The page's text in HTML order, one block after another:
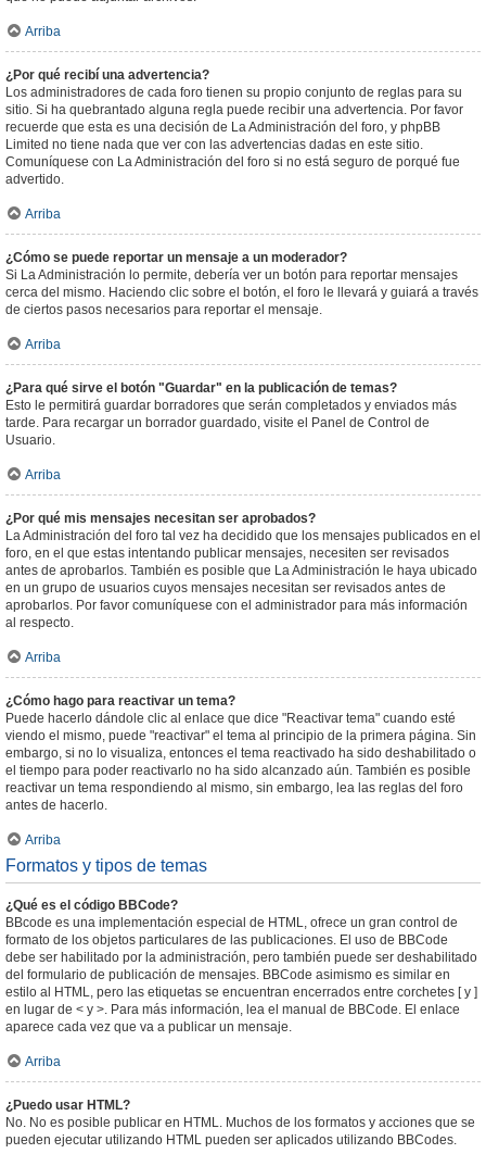
Arriba
¿Por qué recibí una advertencia?
Los administradores de cada foro tienen su propio conjunto de reglas para su
sitio. Si ha quebrantado alguna regla puede recibir una advertencia. Por favor
recuerde que esta es una decisión de La Administración del foro, y phpBB
Limited no tiene nada que ver con las advertencias dadas en este sitio.
Comuníquese con La Administración del foro si no está seguro de porqué fue
advertido.
Arriba
¿Cómo se puede reportar un mensaje a un moderador?
Si La Administración lo permite, debería ver un botón para reportar mensajes
cerca del mismo. Haciendo clic sobre el botón, el foro le llevará y guiará a través
de ciertos pasos necesarios para reportar el mensaje.
Arriba
¿Para qué sirve el botón "Guardar" en la publicación de temas?
Esto le permitirá guardar borradores que serán completados y enviados más
tarde. Para recargar un borrador guardado, visite el Panel de Control de
Usuario.
Arriba
¿Por qué mis mensajes necesitan ser aprobados?
La Administración del foro tal vez ha decidido que los mensajes publicados en el
foro, en el que estas intentando publicar mensajes, necesiten ser revisados
antes de aprobarlos. También es posible que La Administración le haya ubicado
en un grupo de usuarios cuyos mensajes necesitan ser revisados antes de
aprobarlos. Por favor comuníquese con el administrador para más información
al respecto.
Arriba
¿Cómo hago para reactivar un tema?
Puede hacerlo dándole clic al enlace que dice "Reactivar tema" cuando esté
viendo el mismo, puede "reactivar" el tema al principio de la primera página. Sin
embargo, si no lo visualiza, entonces el tema reactivado ha sido deshabilitado o
el tiempo para poder reactivarlo no ha sido alcanzado aún. También es posible
reactivar un tema respondiendo al mismo, sin embargo, lea las reglas del foro
antes de hacerlo.
Arriba
Formatos y tipos de temas
¿Qué es el código BBCode?
BBcode es una implementación especial de HTML, ofrece un gran control de
formato de los objetos particulares de las publicaciones. El uso de BBCode
debe ser habilitado por la administración, pero también puede ser deshabilitado
del formulario de publicación de mensajes. BBCode asimismo es similar en
estilo al HTML, pero las etiquetas se encuentran encerrados entre corchetes [ y ]
en lugar de < y >. Para más información, lea el manual de BBCode. El enlace
aparece cada vez que va a publicar un mensaje.
Arriba
¿Puedo usar HTML?
No. No es posible publicar en HTML. Muchos de los formatos y acciones que se
pueden ejecutar utilizando HTML pueden ser aplicados utilizando BBCodes.